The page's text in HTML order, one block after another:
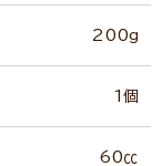
200g
1個
60㏄